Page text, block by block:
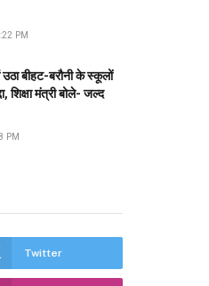
PM
उठा बीहट-बरौनी के स्कूलों
शिक्षा मंत्री बोले- जल्द
PM
Twitter